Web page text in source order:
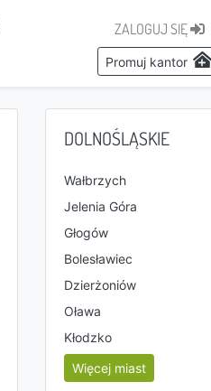
ZALOGUJ SIĘ
Promuj kantor
DOLNOŚLĄSKIE
Wałbrzych
Jelenia Góra
Głogów
Bolesławiec
Dzierżoniów
Oława
Kłodzko
Więcej miast